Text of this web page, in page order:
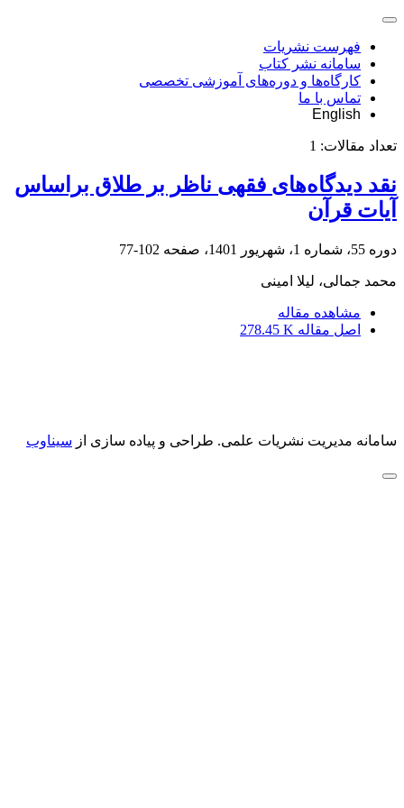
فهرست نشریات
سامانه نشر کتاب
کارگاه‌ها و دوره‌های آموزشی تخصصی
تماس با ما
English
تعداد مقالات: 1
نقد دیدگاه‌های فقهی ناظر بر طلاق براساس
آیات قرآن
دوره 55، شماره 1، شهریور 1401، صفحه 102-77
محمد جمالی، لیلا امینی
مشاهده مقاله
اصل مقاله 278.45 K
سامانه مدیریت نشریات علمی. طراحی و پیاده سازی از سیناوب